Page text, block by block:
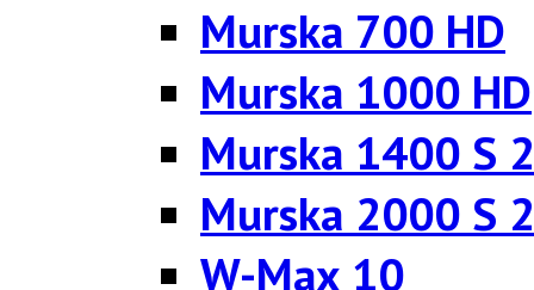
Murska 700 HD
Murska 1000 HD
Murska 1400 S
Murska 2000 S
W-Max 10